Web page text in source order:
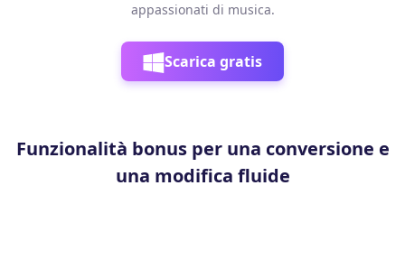
appassionati di musica.
Scarica gratis
Funzionalità bonus per una conversione e
una modifica fluide